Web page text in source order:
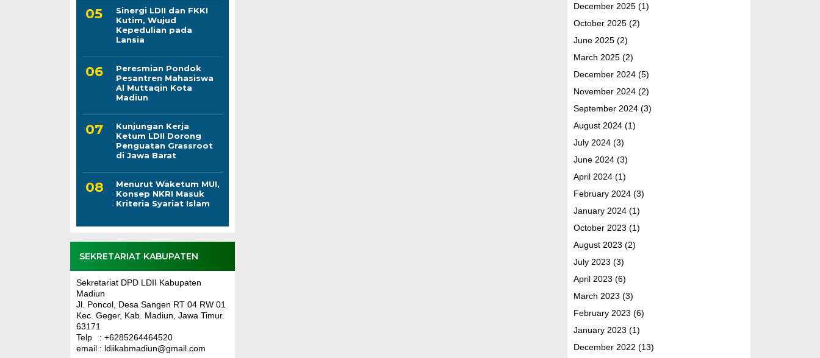
Sinergi LDII dan FKKI
Kutim, Wujud
Kepedulian pada
Lansia
Peresmian Pondok
Pesantren Mahasiswa
Al Muttaqin Kota
Madiun
Kunjungan Kerja
Ketum LDII Dorong
Penguatan Grassroot
di Jawa Barat
Menurut Waketum MUI,
Konsep NKRI Masuk
Kriteria Syariat Islam
SEKRETARIAT KABUPATEN
Sekretariat DPD LDII Kabupaten
Madiun
Jl. Poncol, Desa Sangen RT 04 RW 01
Kec. Geger, Kab. Madiun, Jawa Timur.
63171
Telp : +6285264464520
email : ldiikabmadiun@gmail.com
December 2025(1)
October 2025(2)
June 2025(2)
March 2025(2)
December 2024(5)
November 2024(2)
September 2024(3)
August 2024(1)
July 2024(3)
June 2024(3)
April 2024(1)
February 2024(3)
January 2024(1)
October 2023 (1)
August 2023 (2)
July 2023 (3)
April 2023 (6)
March 2023 (3)
February 2023 (6)
January 2023 (1)
December 2022 (13)